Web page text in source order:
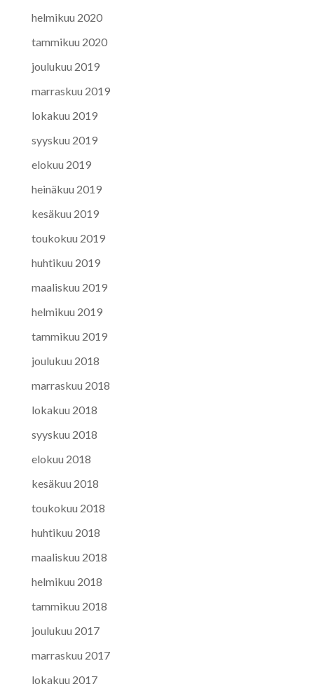
helmikuu 2020
tammikuu 2020
joulukuu 2019
marraskuu 2019
lokakuu 2019
syyskuu 2019
elokuu 2019
heinäkuu 2019
kesäkuu 2019
toukokuu 2019
huhtikuu 2019
maaliskuu 2019
helmikuu 2019
tammikuu 2019
joulukuu 2018
marraskuu 2018
lokakuu 2018
syyskuu 2018
elokuu 2018
kesäkuu 2018
toukokuu 2018
huhtikuu 2018
maaliskuu 2018
helmikuu 2018
tammikuu 2018
joulukuu 2017
marraskuu 2017
lokakuu 2017